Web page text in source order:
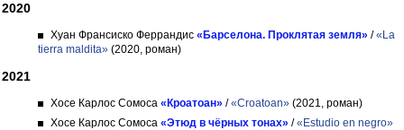
2020
Хуан Франсиско Феррандис «Барселона. Проклятая земля» /«La
tierra maldita» (2020, роман)
2021
Хосе Карлос Сомоса «Кроатоан» /«Croatoan» (2021, роман)
Хосе Карлос Сомоса «Этюд в чёрных тонах» /«Estudio en negro»